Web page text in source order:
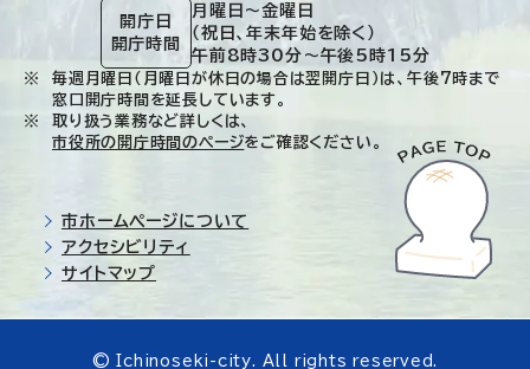
開庁日
開庁時間
月曜日～金曜日
（祝日、年末年始を除く）
午前8時30分～午後5時15分
毎週月曜日（月曜日が休日の場合は翌開庁日）は、午後7時まで
窓口開庁時間を延長しています。
取り扱う業務など詳しくは、
市役所の開庁時間のページをご確認ください。
市ホームページについて
アクセシビリティ
サイトマップ
© Ichinoseki-city. All rights reserved.